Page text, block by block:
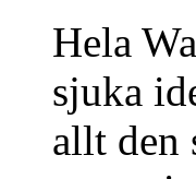
Hela
sjuka
allt den